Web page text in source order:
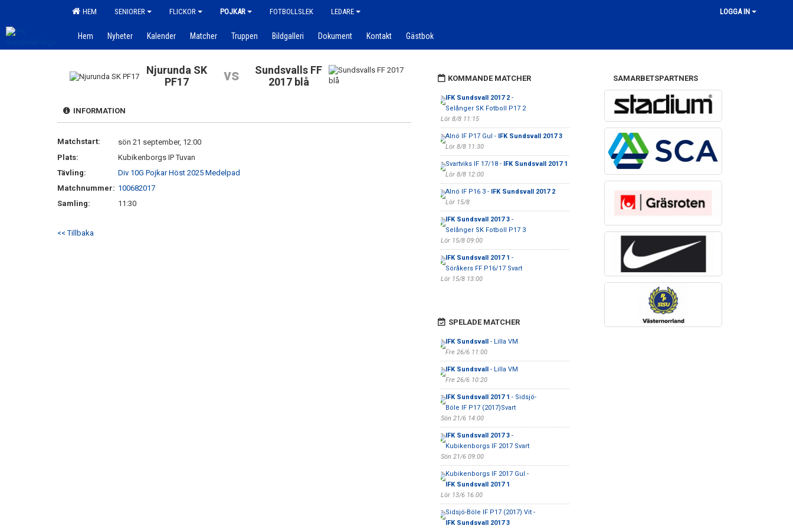
HEM SENIORER FLICKOR POJKAR FOTBOLLSLEK LEDARE LOGGA IN
Hem Nyheter Kalender Matcher Truppen Bildgalleri Dokument Kontakt Gästbok
Njurunda SK
PF17
vs
Sundsvalls FF
2017 blå
INFORMATION
Matchstart:
sön 21 september, 12:00
Plats:
Kubikenborgs IP Tuvan
Tävling:
Div 10G Pojkar Höst 2025 Medelpad
Matchnummer: 100682017
Samling:
11:30
<< Tillbaka
KOMMANDE MATCHER
IFK Sundsvall 2017 2-
Selånger SK Fotboll P17 2
Lör 8/8 11:15
Alnö IF P17 Gul - IFK Sundsvall 2017 3
Lör 8/8 11:30
Svartviks IF 17/18 - IFK Sundsvall 2017 1
Lör 8/8 12:00
Alnö IF P16 3 - IFK Sundsvall 2017 2
Lör 15/8
IFK Sundsvall 2017 3-
Selånger SK Fotboll P17 3
Lör 15/8 09:00
IFK Sundsvall 2017 1 -
Söråkers FF P16/17 Svart
Lör 15/8 13:00
SPELADE MATCHER
IFK Sundsvall- Lilla VM
Fre 26/6 11:00
IFK Sundsvall- Lilla VM
Fre 26/6 10:20
IFK Sundsvall 2017 1 - Sidsjö-
Böle IF P17 (2017)Svart
Sön 21/6 14:00
IFK Sundsvall 2017 3-
Kubikenborgs IF 2017 Svart
Sön 21/6 09:00
Kubikenborgs IF 2017 Gul -
IFK Sundsvall 2017 1
Lör 13/6 16:00
Sidsjö-Böle IF P17 (2017) Vit -
IFK Sundsvall 2017 3
SAMARBETSPARTNERS